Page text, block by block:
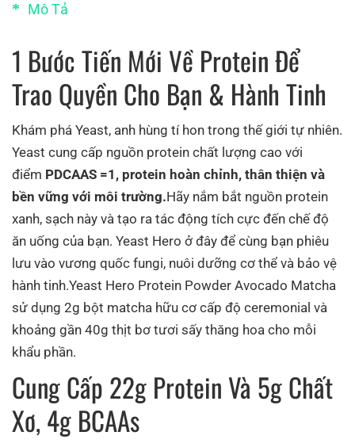
Mô Tả
1 Bước Tiến Mới Về Protein Để
Trao Quyền Cho Bạn & Hành Tinh
Khám phá Yeast, anh hùng tí hon trong thế giới tự nhiên.
Yeast cung cấp nguồn protein chất lượng cao với
điểm PDCAAS =1, protein hoàn chỉnh, thân thiện và
bền vững với môi trường.Hãy nắm bắt nguồn protein
xanh, sạch này và tạo ra tác động tích cực đến chế độ
ăn uống của bạn. Yeast Hero ở đây để cùng bạn phiêu
lưu vào vương quốc fungi, nuôi dưỡng cơ thể và bảo vệ
hành tinh.Yeast Hero Protein Powder Avocado Matcha
sử dụng 2g bột matcha hữu cơ cấp độ ceremonial và
khoảng gần 40g thịt bơ tươi sấy thăng hoa cho mỗi
khẩu phần.
Cung Cấp 22g Protein Và 5g Chất
Xơ, 4g BCAAs